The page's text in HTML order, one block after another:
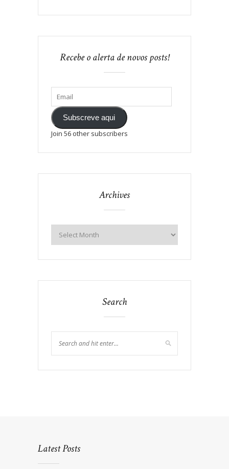
Recebe o alerta de novos posts!
Subscreve aqui
Join 56 other subscribers
Archives
Search
Latest Posts